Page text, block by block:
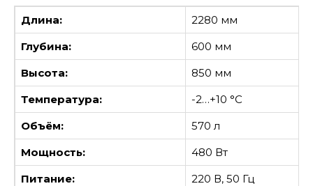
Длина:
2280 мм
Глубина:
600 мм
Высота:
850 мм
Температура:
-2…+10 °С
Объём:
570 л
Мощность:
480 Вт
Питание:
220 В, 50 Гц